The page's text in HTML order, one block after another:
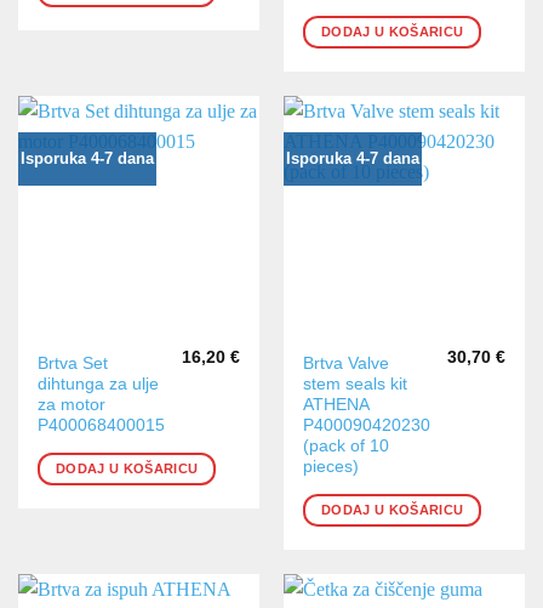
DODAJ U KOŠARICU
Isporuka 4-7 dana
Brtva Set
dihtunga za ulje
za motor
P400068400015
16,20 €
DODAJ U KOŠARICU
Isporuka 4-7 dana
Brtva Valve
stem seals kit
ATHENA
P400090420230
(pack of 10
pieces)
30,70 €
DODAJ U KOŠARICU